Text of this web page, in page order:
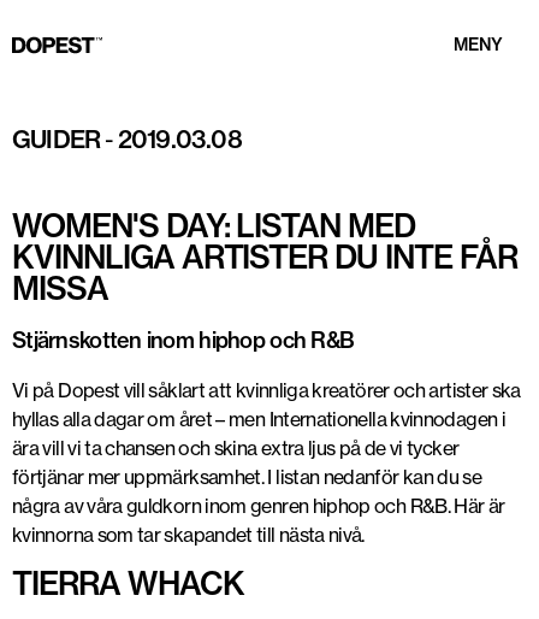
MENY
GUIDER-2019.03.08
WOMEN'S DAY: LISTAN MED
KVINNLIGA ARTISTER DU INTE FÅR
MISSA
Stjärnskotten inom hiphop och R&B
Vi på Dopest vill såklart att kvinnliga kreatörer och artister ska
hyllas alla dagar om året – men Internationella kvinnodagen i
ära vill vi ta chansen och skina extra ljus på de vi tycker
förtjänar mer uppmärksamhet. I listan nedanför kan du se
några av våra guldkorn inom genren hiphop och R&B. Här är
kvinnorna som tar skapandet till nästa nivå.
TIERRA WHACK